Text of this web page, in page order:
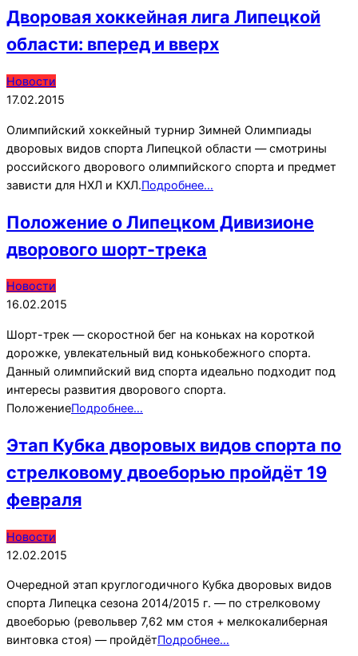
Дворовая хоккейная лига Липецкой
области: вперед и вверх
2015-
02-
Новости
17.02.2015
Олимпийский хоккейный турнир Зимней Олимпиады
дворовых видов спорта Липецкой области — смотрины
российского дворового олимпийского спорта и предмет
зависти для НХЛ и КХЛ.Подробнее…
Положение о Липецком Дивизионе
дворового шорт-трека
2015-
02-
Новости
16.02.2015
Шорт-трек — скоростной бег на коньках на короткой
дорожке, увлекательный вид конькобежного спорта.
Данный олимпийский вид спорта идеально подходит под
интересы развития дворового спорта.
ПоложениеПодробнее…
Этап Кубка дворовых видов спорта по
стрелковому двоеборью пройдёт 19
февраля
2015-
02-
Новости
12.02.2015
Очередной этап круглогодичного Кубка дворовых видов
спорта Липецка сезона 2014/2015 г. — по стрелковому
двоеборью (револьвер 7,62 мм стоя + мелкокалиберная
винтовка стоя) — пройдётПодробнее…